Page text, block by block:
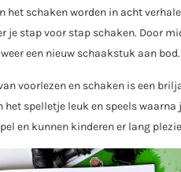
het schaken worden in acht
je stap voor stap schaken. Door
een nieuw schaakstuk aan bod.
voorlezen en schaken is een
spelletje leuk en speels waarna
en kunnen kinderen er lang